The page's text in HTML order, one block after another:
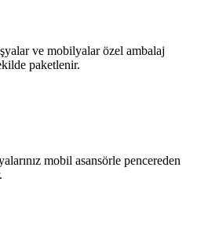
ve mobilyalar özel ambalaj
paketlenir.
mobil asansörle pencereden